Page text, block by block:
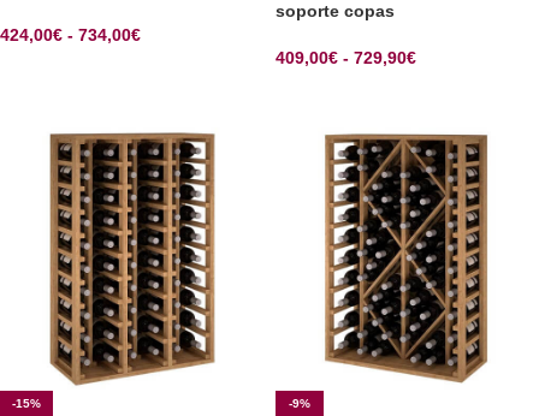
424,00€ - 734,00€
soporte copas
409,00€ - 729,90€
-15%
-9%